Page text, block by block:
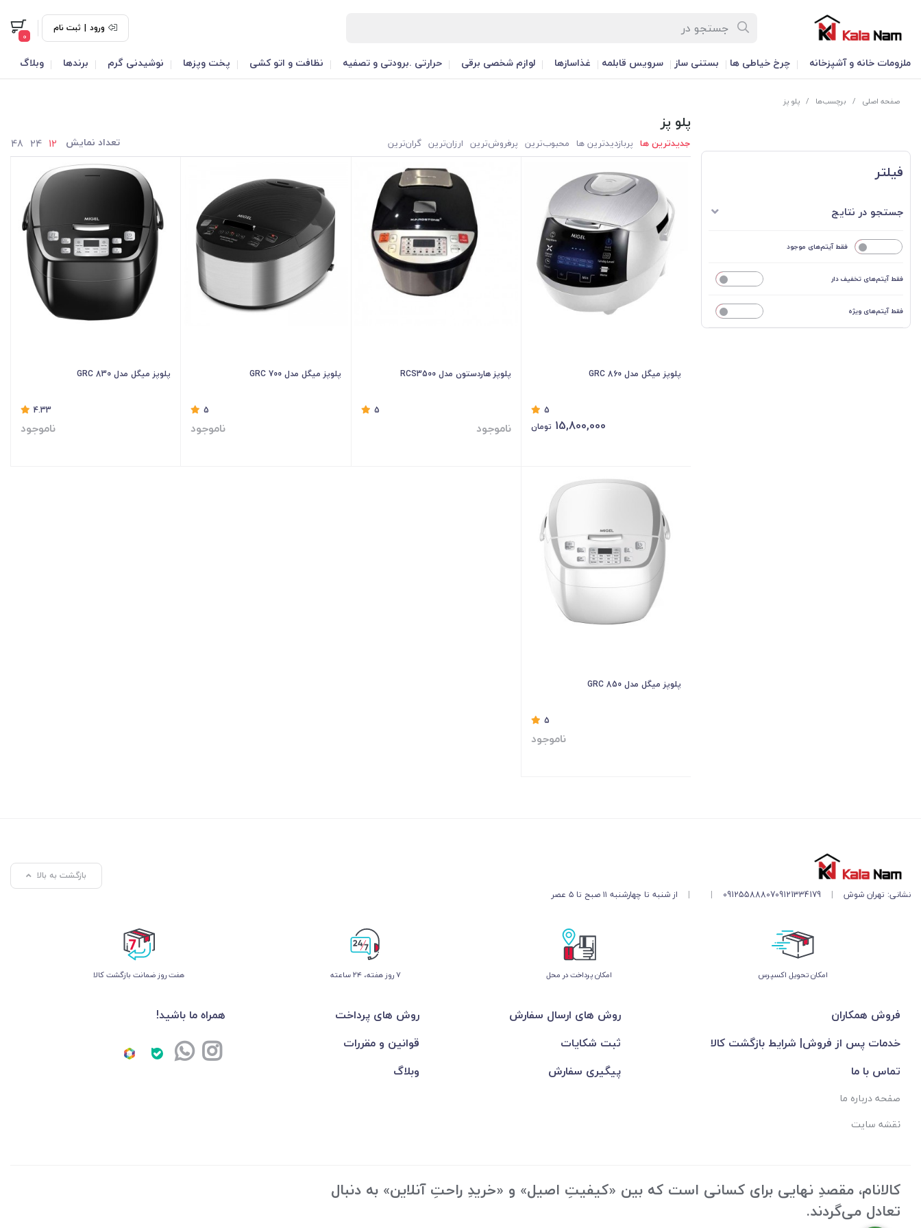
ورود | ثبت نام
0
ملزومات خانه و آشپزخانه چرخ خیاطی ها بستنی ساز سرویس قابلمه غذاسازها لوازم شخصی برقی حرارتی .برودتی و تصفیه نظافت و اتو کشی پخت وپزها نوشیدنی گرم برندها وبلاگ
صفحه اصلی / برچسب‌ها / پلو پز
فیلتر
جستجو در نتایج
فقط آیتم‌های موجود
فقط آیتم‌های تخفیف دار
فقط آیتم‌های ویژه
پلو پز
جدیدترین ها پربازدیدترین ها محبوب‌‌ترین پرفروش‌ترین ارزان‌ترین گران‌ترین تعداد نمایش 12
24
48
پلوپز میگل مدل GRC 860
5
15,800,000 تومان
پلوپز هاردستون مدل RCS3500
5
ناموجود
پلوپز میگل مدل GRC 700
5
ناموجود
پلوپز میگل مدل GRC 830
4.33
ناموجود
پلوپز میگل مدل GRC 850
5
ناموجود
نشانی: تهران شوش |
09121334179
09125588807
|
| از شنبه تا چهارشنبه ۱۱ صبح تا ۵ عصر
بازگشت به بالا
اﻣﮑﺎن ﺗﺤﻮﯾﻞ اﮐﺴﭙﺮس امکان پرداخت در محل ۷ روز ﻫﻔﺘﻪ، ۲۴ ﺳﺎﻋﺘﻪ هفت روز ضمانت بازگشت کالا
فروش همکاران روش های ارسال سفارش
روش های پرداخت
خدمات پس از فروش| شرایط بازگشت کالا
ثبت شکایات
قوانین و مقررات
تماس با ما
صفحه درباره ما
نقشه سایت
پیگیری سفارش وبلاگ
همراه ما باشید!
کالانام، مقصدِ نهایی برای کسانی است که بین «کیفیتِ اصیل» و «خریدِ راحتِ آنلاین» به دنبال
تعادل می‌گردند.